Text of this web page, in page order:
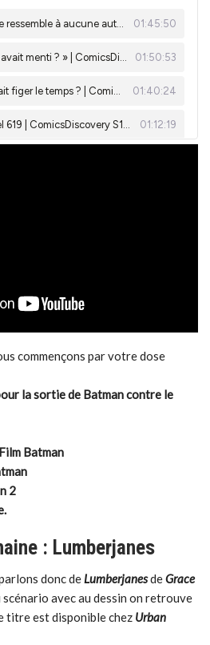
commençons par votre dose
la sortie de Batman contre le
Batman
2
: Lumberjanes
donc deLumberjanesdeGrace
scénario avec au dessin on retrouve
titre est disponible chez Urban